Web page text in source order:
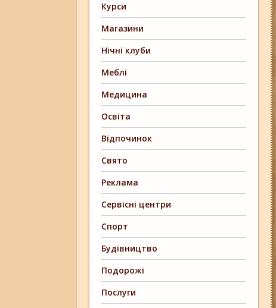
Курси
Магазини
Нічні клуби
Меблі
Медицина
Освіта
Відпочинок
Свято
Реклама
Сервісні центри
Спорт
Будівництво
Подорожі
Послуги